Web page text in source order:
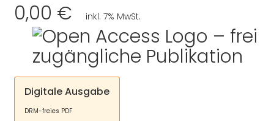
0,00 € inkl. 7% MwSt.
Digitale Ausgabe
DRM-freies PDF